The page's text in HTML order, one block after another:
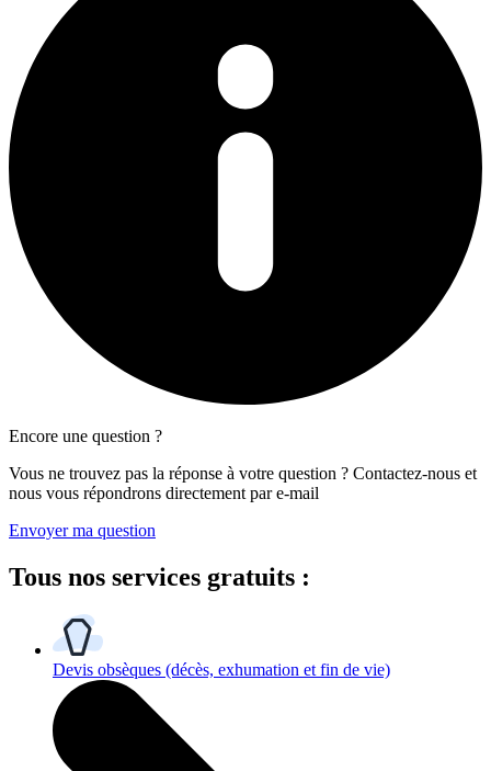
Encore une question ?
Vous ne trouvez pas la réponse à votre question ? Contactez-nous et
nous vous répondrons directement par e-mail
Envoyer ma question
Tous nos services gratuits :
Devis obsèques (décès, exhumation et fin de vie)